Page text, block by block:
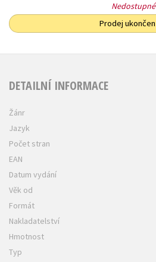
Nedostupné
Prodej ukončen
DETAILNÍ INFORMACE
Žánr
Jazyk
Počet stran
EAN
Datum vydání
Věk od
Formát
Nakladatelství
Hmotnost
Typ